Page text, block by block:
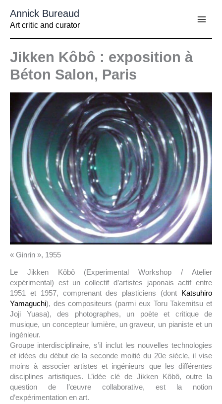
contenu
Annick Bureaud
Art critic and curator
Jikken Kôbô : exposition à
Béton Salon, Paris
« Ginrin », 1955
Le Jikken Kôbô (Experimental Workshop / Atelier
expérimental) est un collectif d’artistes japonais actif entre
1951 et 1957, comprenant des plasticiens (dont Katsuhiro
Yamaguchi), des compositeurs (parmi eux Toru Takemitsu et
Joji Yuasa), des photographes, un poète et critique de
musique, un concepteur lumière, un graveur, un pianiste et un
ingénieur.
Groupe interdisciplinaire, s’il inclut les nouvelles technologies
et idées du début de la seconde moitié du 20e siècle, il vise
moins à associer artistes et ingénieurs que les différentes
disciplines artistiques. L’idée clé de Jikken Kôbô, outre la
question de l’œuvre collaborative, est la notion
d’expérimentation en art.